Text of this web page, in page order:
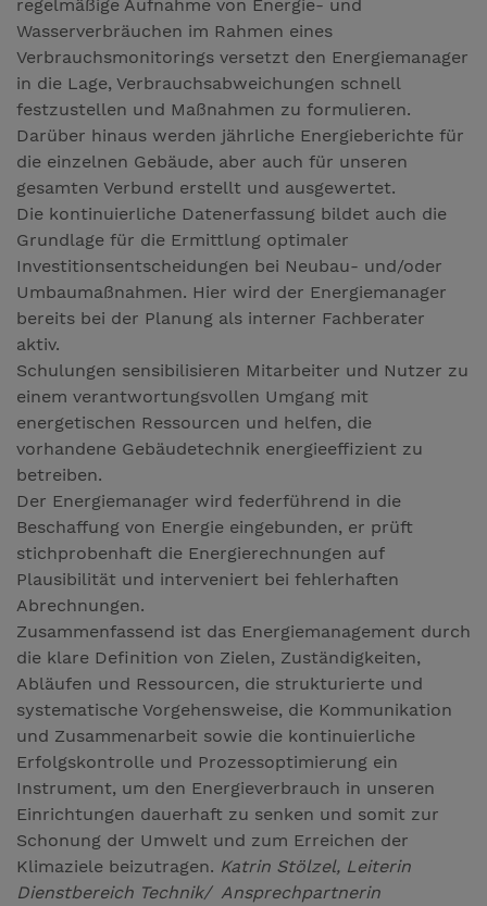
regelmäßige Aufnahme von Energie- und
Wasserverbräuchen im Rahmen eines
Verbrauchsmonitorings versetzt den Energiemanager
in die Lage, Verbrauchsabweichungen schnell
festzustellen und Maßnahmen zu formulieren.
Darüber hinaus werden jährliche Energieberichte für
die einzelnen Gebäude, aber auch für unseren
gesamten Verbund erstellt und ausgewertet.
Die kontinuierliche Datenerfassung bildet auch die
Grundlage für die Ermittlung optimaler
Investitionsentscheidungen bei Neubau- und/oder
Umbaumaßnahmen. Hier wird der Energiemanager
bereits bei der Planung als interner Fachberater
aktiv.
Schulungen sensibilisieren Mitarbeiter und Nutzer zu
einem verantwortungsvollen Umgang mit
energetischen Ressourcen und helfen, die
vorhandene Gebäudetechnik energieeffizient zu
betreiben.
Der Energiemanager wird federführend in die
Beschaffung von Energie eingebunden, er prüft
stichprobenhaft die Energierechnungen auf
Plausibilität und interveniert bei fehlerhaften
Abrechnungen.
Zusammenfassend ist das Energiemanagement durch
die klare Definition von Zielen, Zuständigkeiten,
Abläufen und Ressourcen, die strukturierte und
systematische Vorgehensweise, die Kommunikation
und Zusammenarbeit sowie die kontinuierliche
Erfolgskontrolle und Prozessoptimierung ein
Instrument, um den Energieverbrauch in unseren
Einrichtungen dauerhaft zu senken und somit zur
Schonung der Umwelt und zum Erreichen der
Klimaziele beizutragen. Katrin Stölzel, Leiterin
Dienstbereich Technik/ Ansprechpartnerin